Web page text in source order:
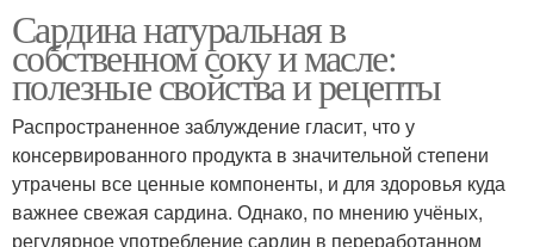
Сардина натуральная в
собственном соку и масле:
полезные свойства и рецепты
Распространенное заблуждение гласит, что у
консервированного продукта в значительной степени
утрачены все ценные компоненты, и для здоровья куда
важнее свежая сардина. Однако, по мнению учёных,
регулярное употребление сардин в переработанном